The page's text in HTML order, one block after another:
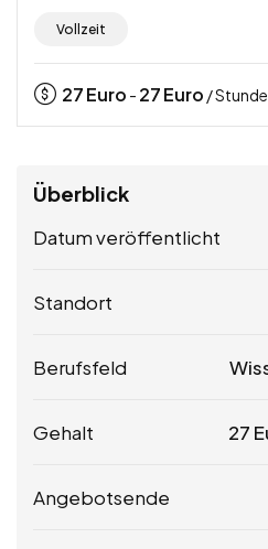
Vollzeit
27Euro - 27Euro / Stunde
Überblick
Datum veröffentlicht
Standort
Berufsfeld
Gehalt 27
Angebotsende